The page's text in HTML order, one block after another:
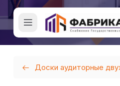
Доски аудиторные